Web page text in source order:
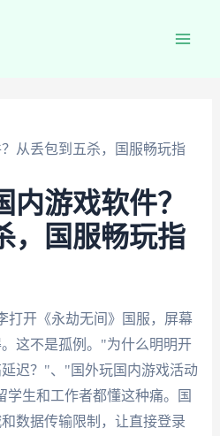
从丢包到五杀，国服畅玩指
内游戏软件？
，国服畅玩指
打开《永劫无间》国服，屏幕
这不是孤例。"为什么明明开
迟？"、"国外玩国内游戏活动
生和工作者都懂这种痛。国
数据传输限制，让直接登录